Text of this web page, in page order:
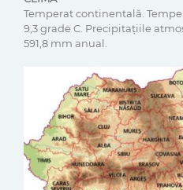
Temperat continentală.
9,3 grade C. Precipitațiile
591,8 mm anual.